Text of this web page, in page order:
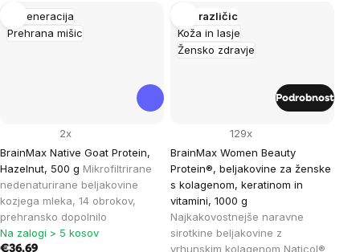
Regeneracija
Prehrana mišic
BrainMax Native Goat Protein,
Hazelnut, 500 g Mikrofiltrirane
nedenaturirane beljakovine
kozjega mleka, 14 obrokov,
prehransko dopolnilo
2x
Na zalogi > 5 kosov
€36,69
Koža in lasje
Žensko zdravje
Več različic
BrainMax Women Beauty
Protein®, beljakovine za ženske
s kolagenom, keratinom in
vitamini, 1000 g
Najkakovostnejše naravne
sirotkine beljakovine z
vrhunskim kolagenom Naticol®
129x
Podrobnost